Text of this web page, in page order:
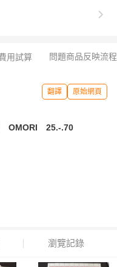
用試算 問題商品反映流程
翻譯 原始網頁
OMORI 25.-.70
瀏覽記錄